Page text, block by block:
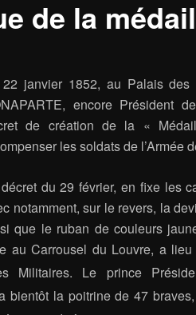
de la
janvier 1852, au Palais des
encore Président
de création de la «
les soldats de l’Armée
du 29 février, en fixe les
notamment, sur le revers, la
que le ruban de couleurs
au Carrousel du Louvre, a
Militaires. Le prince
bientôt la poitrine de 47